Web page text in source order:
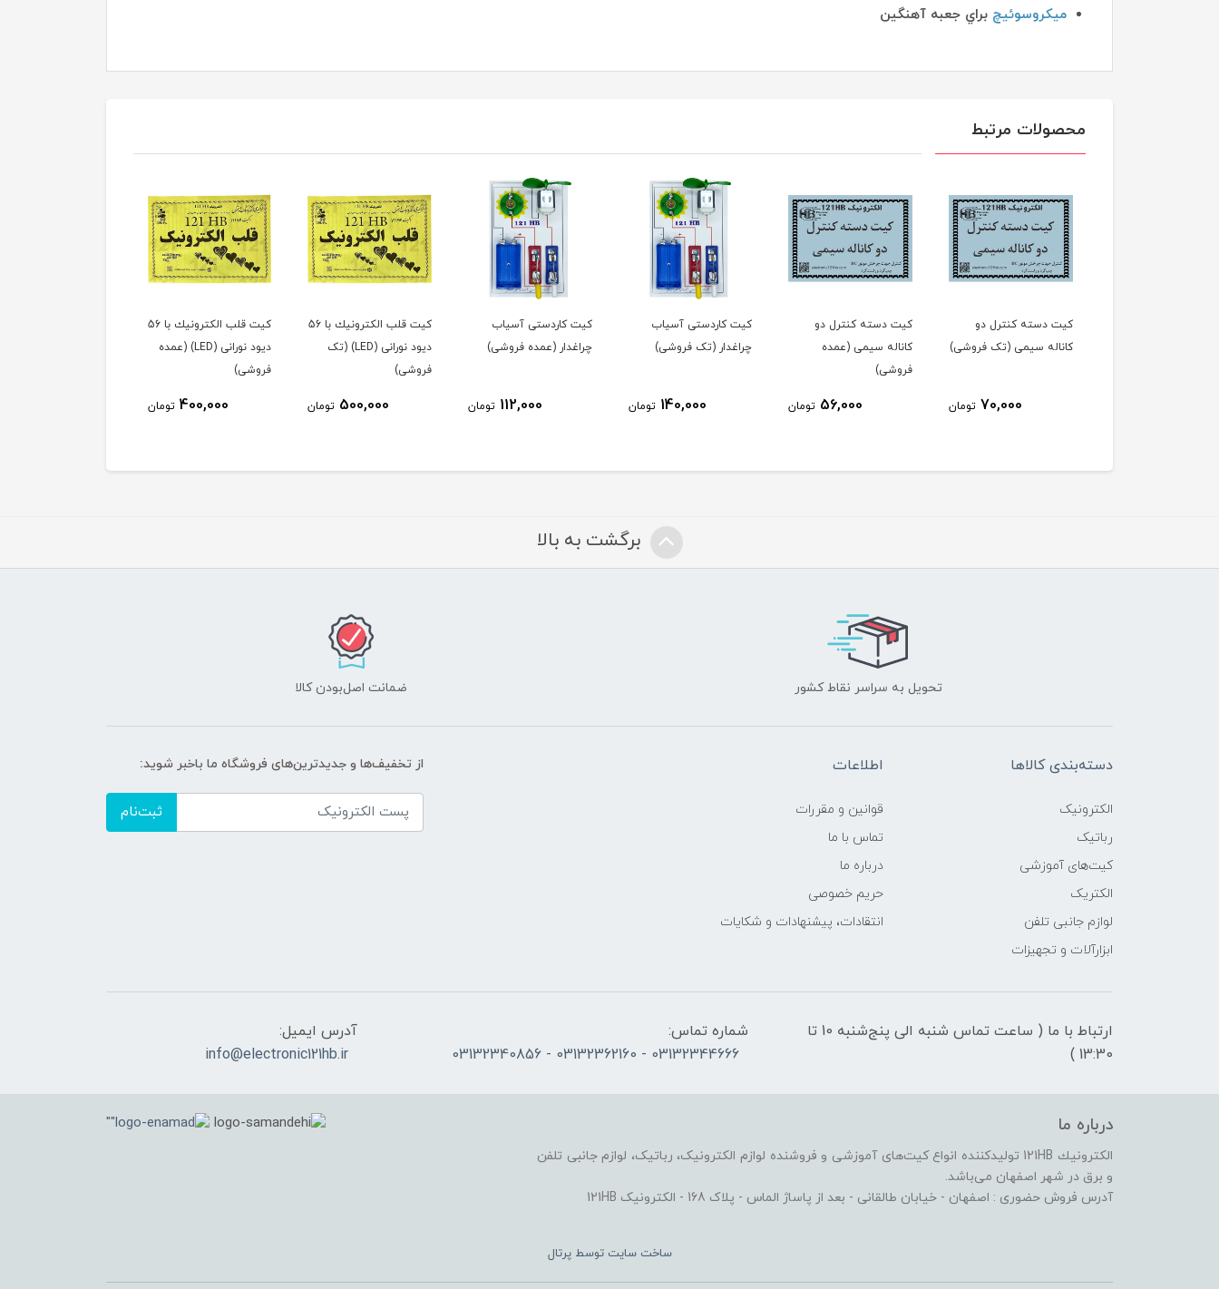
ميكروسوئيچ براي جعبه آهنگين
محصولات مرتبط
کیت دسته کنترل دو
کاناله سیمی (عمده
56,000 تومان
کیت کاردستی آسیاب
چراغدار (تک فروشی)
140,000 تومان
کیت کاردستی آسیاب
چراغدار (عمده فروشی)
112,000 تومان
دیود نورانی (LED) (تک
500,000 تومان
کیت قلب الكترونيك با 56
دیود نورانی (LED) (عمده
فروشی)
400,000 تومان
کیت دسته کنترل دو
کاناله سیمی (تک فروشی)
70,000 تومان
برگشت به بالا
تحویل به سراسر نقاط کشور ضمانت اصل‌بودن کالا
دسته‌بندی کالاها
الکترونیک
رباتیک
کیت‌های آموزشی
الکتریک
لوازم جانبی تلفن
ابزارآلات و تجهیزات
اطلاعات
قوانين و مقررات
تماس با ما
درباره ما
حریم خصوصی
انتقادات، پیشنهادات و شکایات
از تخفیف‌ها و جدیدترین‌های فروشگاه ما باخبر شوید:
ثبت‌نام
ارتباط با ما ( ساعت تماس شنبه الی پنج‌شنبه 10 تا
13:30 )
شماره تماس:
03132344666 - 03132362160 - 03132340856
آدرس ایمیل:
info@electronic121hb.ir
درباره ما
الكترونيك 121HB توليدكننده انواع کیت‌های آموزشی و فروشنده لوازم الکترونیک، رباتیک، لوازم جانبی تلفن
و برق در شهر اصفهان می‌باشد.
آدرس فروش حضوری : اصفهان - خیابان طالقانی - بعد از پاساژ الماس - پلاک 168 - الکترونیک 121HB
ساخت سایت توسطپرتال